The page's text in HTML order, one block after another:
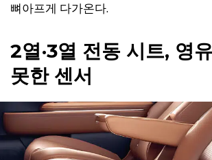
뼈아프게 다가온다.
2열·3열 전동 시트, 영
못한 센서